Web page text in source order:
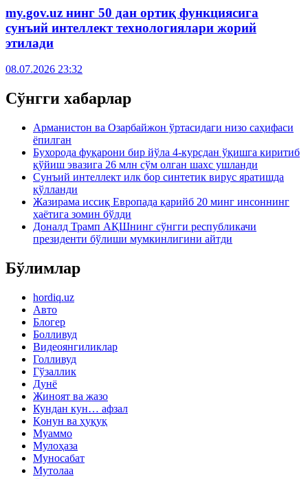
my.gov.uz нинг 50 дан ортиқ функциясига
сунъий интеллект технологиялари жорий
этилади
08.07.2026 23:32
Сўнгги хабарлар
Арманистон ва Озарбайжон ўртасидаги низо саҳифаси
ёпилган
Бухорода фуқарони бир йўла 4-курсдан ўқишга киритиб
қўйиш эвазига 26 млн сўм олган шахс ушланди
Сунъий интеллект илк бор синтетик вирус яратишда
қўлланди
Жазирама иссиқ Европада қарийб 20 минг инсоннинг
ҳаётига зомин бўлди
Доналд Трамп АҚШнинг сўнгги республикачи
президенти бўлиши мумкинлигини айтди
Бўлимлар
hordiq.uz
Авто
Блогер
Болливуд
Видеоянгиликлар
Голливуд
Гўзаллик
Дунё
Жиноят ва жазо
Кундан кун… афзал
Қонун ва ҳуқуқ
Муаммо
Мулоҳаза
Муносабат
Мутолаа